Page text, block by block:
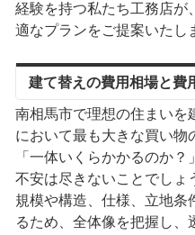
経験を持つ私たち工務店が
適なプランをご提案いたし
建て替えの費用相場と費
南相馬市で理想の住まいを
において最も大きな買い物
「一体いくらかかるのか
不安は尽きないことでしょ
規模や構造、仕様、立地条
るため、全体像を把握し、